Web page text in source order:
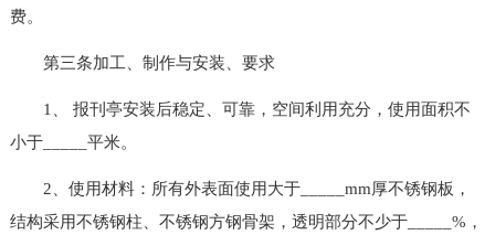
费。
第三条加工、制作与安装、要求
1、 报刊亭安装后稳定、可靠，空间利用充分，使用面积不
小于_____平米。
2、使用材料：所有外表面使用大于_____mm厚不锈钢板，
结构采用不锈钢柱、不锈钢方钢骨架，透明部分不少于_____%，